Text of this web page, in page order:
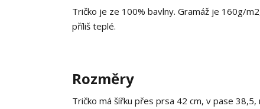
Tričko je ze 100% bavlny. Gramáž je 160g/
příliš teplé.
Rozměry
Tričko má šířku přes prsa 42 cm, v pase